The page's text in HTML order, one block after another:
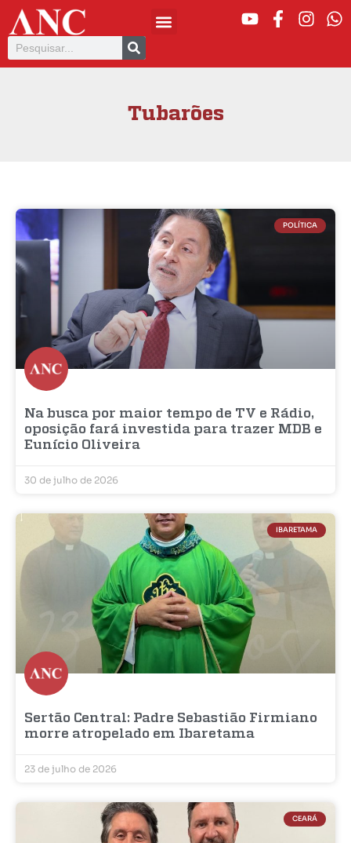
Tubarões
POLÍTICA
Na busca por maior tempo de TV e Rádio,
oposição fará investida para trazer MDB e
Eunício Oliveira
30 de julho de 2026
IBARETAMA
Sertão Central: Padre Sebastião Firmiano
morre atropelado em Ibaretama
23 de julho de 2026
CEARÁ